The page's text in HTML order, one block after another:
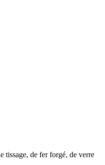
tissage, de fer forgé, de verre